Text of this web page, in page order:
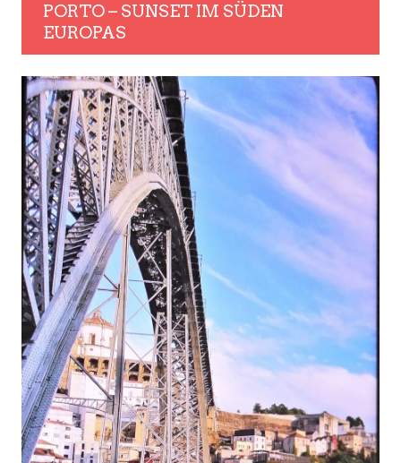
PORTO – SUNSET IM SÜDEN
EUROPAS